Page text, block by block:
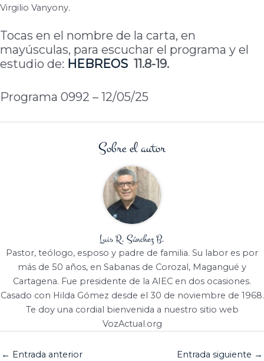
Virgilio Vanyony.
Tocas en el nombre de la carta, en
mayúsculas, para escuchar el programa y el
estudio de: HEBREOS 11.8-19.
Programa 0992 – 12/05/25
Sobre el autor
Luis R. Sánchez B.
Pastor, teólogo, esposo y padre de familia. Su labor es por
más de 50 años, en Sabanas de Corozal, Magangué y
Cartagena. Fue presidente de la AIEC en dos ocasiones.
Casado con Hilda Gómez desde el 30 de noviembre de 1968.
Te doy una cordial bienvenida a nuestro sitio web
VozActual.org
← Entrada anterior Entrada siguiente →